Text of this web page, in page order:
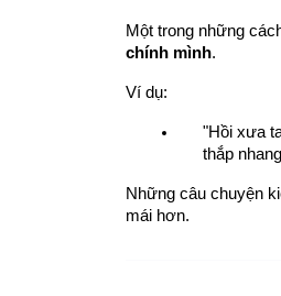
Một trong những
chính mình.
Ví dụ:
"Hồi xưa
thắp
Những câu chuyện
mái hơn.